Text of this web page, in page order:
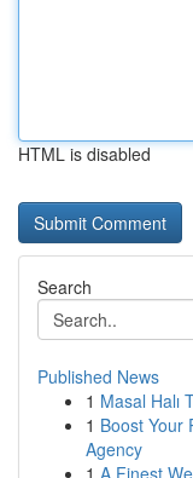
HTML is disabled
Search
Published News
1 Masal Halı
1 Boost Your
Agency
1 A Finest